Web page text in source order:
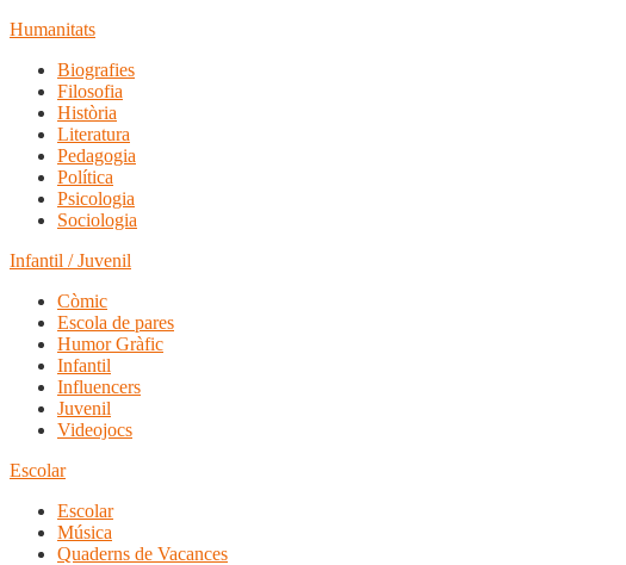
Humanitats
Biografies
Filosofia
Història
Literatura
Pedagogia
Política
Psicologia
Sociologia
Infantil / Juvenil
Còmic
Escola de pares
Humor Gràfic
Infantil
Influencers
Juvenil
Videojocs
Escolar
Escolar
Música
Quaderns de Vacances